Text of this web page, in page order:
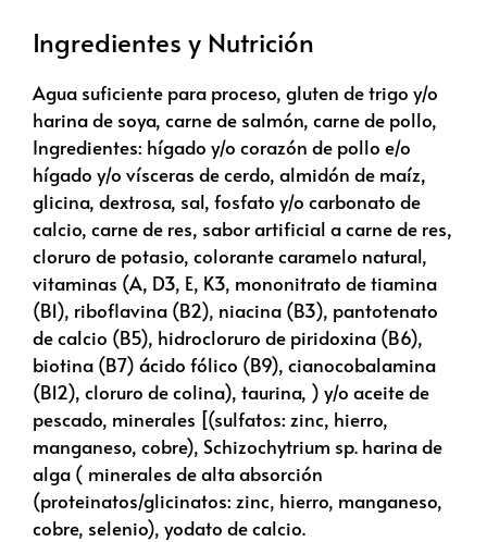
Ingredientes y Nutrición
Agua suficiente para proceso, gluten de trigo y/o
harina de soya, carne de salmón, carne de pollo,
Ingredientes: hígado y/o corazón de pollo e/o
hígado y/o vísceras de cerdo, almidón de maíz,
glicina, dextrosa, sal, fosfato y/o carbonato de
calcio, carne de res, sabor artificial a carne de res,
cloruro de potasio, colorante caramelo natural,
vitaminas (A, D3, E, K3, mononitrato de tiamina
(B1), riboflavina (B2), niacina (B3), pantotenato
de calcio (B5), hidrocloruro de piridoxina (B6),
biotina (B7) ácido fólico (B9), cianocobalamina
(B12), cloruro de colina), taurina, ) y/o aceite de
pescado, minerales [(sulfatos: zinc, hierro,
manganeso, cobre), Schizochytrium sp. harina de
alga ( minerales de alta absorción
(proteinatos/glicinatos: zinc, hierro, manganeso,
cobre, selenio), yodato de calcio.